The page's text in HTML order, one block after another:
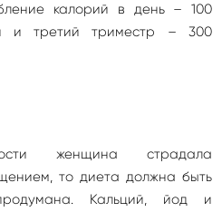
калорий в день – 100
и третий триместр – 300
женщина страдала
то диета должна быть
Кальций, йод и